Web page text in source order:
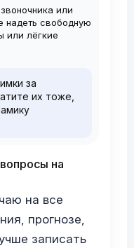
или
надеть свободную
или лёгкие
за
их тоже,
на
на все
прогнозе,
записать